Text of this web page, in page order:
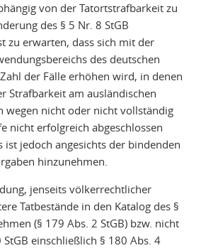
von der Tatortstrafbarkeit zu
des § 5 Nr. 8 StGB
zu erwarten, dass sich mit der
des deutschen
der Fälle erhöhen wird, in denen
Strafbarkeit am ausländischen
wegen nicht oder nicht vollständig
nicht erfolgreich abgeschlossen
ist jedoch angesichts der bindenden
hinzunehmen.
jenseits völkerrechtlicher
Tatbestände in den Katalog des §
(§ 179 Abs. 2 StGB) bzw. nicht
einschließlich § 180 Abs. 4